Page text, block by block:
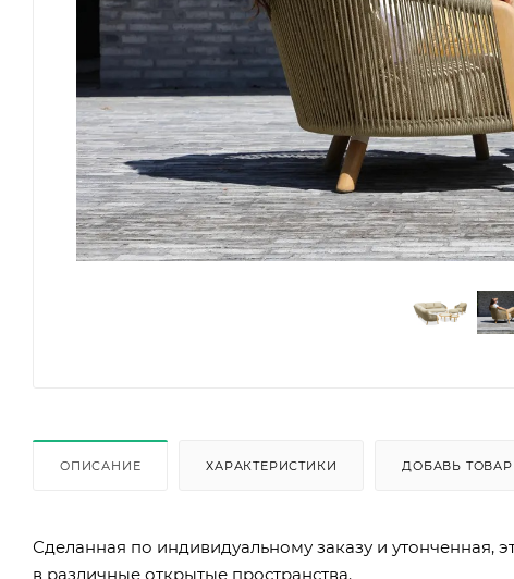
ОПИСАНИЕ ХАРАКТЕРИСТИКИ ДОБАВЬ
Сделанная по индивидуальному заказу и утонченная,
в различные открытые пространства.